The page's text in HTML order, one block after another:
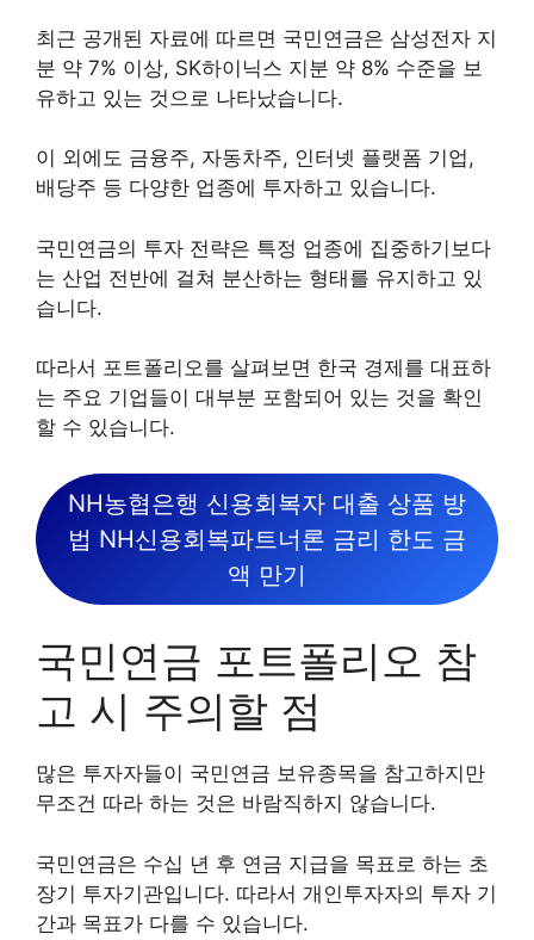
최근 공개된 자료에 따르면 국민연금은 삼성전자 지
분 약 7% 이상, SK하이닉스 지분 약 8% 수준을 보
유하고 있는 것으로 나타났습니다.
이 외에도 금융주, 자동차주, 인터넷 플랫폼 기업,
배당주 등 다양한 업종에 투자하고 있습니다.
국민연금의 투자 전략은 특정 업종에 집중하기보다
는 산업 전반에 걸쳐 분산하는 형태를 유지하고 있
습니다.
따라서 포트폴리오를 살펴보면 한국 경제를 대표하
는 주요 기업들이 대부분 포함되어 있는 것을 확인
할 수 있습니다.
NH농협은행 신용회복자 대출 상품 방
법 NH신용회복파트너론 금리 한도 금
액 만기
국민연금 포트폴리오 참
고 시 주의할 점
많은 투자자들이 국민연금 보유종목을 참고하지만
무조건 따라 하는 것은 바람직하지 않습니다.
국민연금은 수십 년 후 연금 지급을 목표로 하는 초
장기 투자기관입니다. 따라서 개인투자자의 투자 기
간과 목표가 다를 수 있습니다.